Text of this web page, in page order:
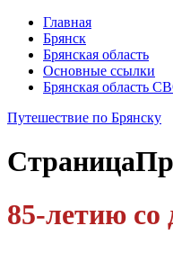
Главная
Брянск
Брянская область
Основные ссылки
Брянская область
Путешествие по Брянску
Страница
85-летию со